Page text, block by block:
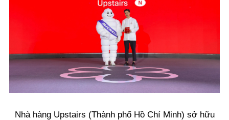
Nhà hàng Upstairs (Thành phố Hồ Chí Minh) sở hữu